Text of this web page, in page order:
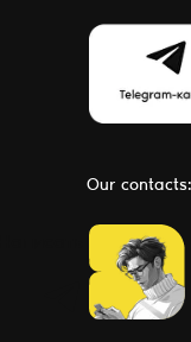
Our contacts: